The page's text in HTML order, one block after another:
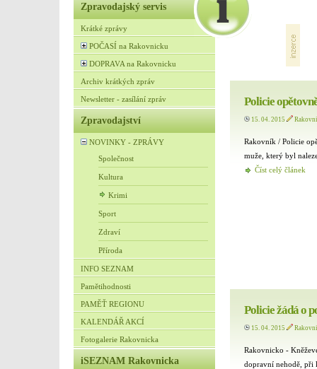
Zpravodajský servis
Krátké zprávy
POČASÍ na Rakovnicku
DOPRAVA na Rakovnicku
Archiv krátkých zpráv
Newsletter - zasílání zpráv
Zpravodajství
NOVINKY - ZPRÁVY
Společnost
Kultura
Krimi
Sport
Zdraví
Příroda
INFO SEZNAM
Pamětihodnosti
PAMĚŤ REGIONU
KALENDÁŘ AKCÍ
Fotogalerie Rakovnicka
iSEZNAM Rakovnicka
Policie
15. 04. 2015
Rakovník / Policie
muže, který byl
Číst celý článek
Policie žádá o
15. 04. 2015
Rakovnicko -
dopravní nehodě, při